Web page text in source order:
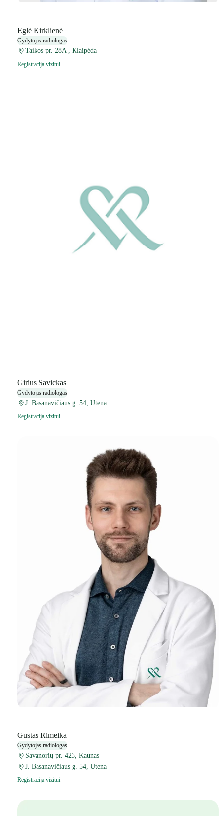
Eglė Kirklienė
Gydytojas radiologas
Taikos pr. 28A , Klaipėda
Registracija vizitui
Girius Savickas
Gydytojas radiologas
J. Basanavičiaus g. 54, Utena
Registracija vizitui
Gustas Rimeika
Gydytojas radiologas
Savanorių pr. 423, Kaunas
J. Basanavičiaus g. 54, Utena
Registracija vizitui